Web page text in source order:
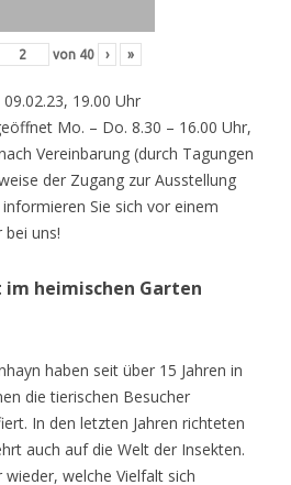
von 40 › »
19.00 Uhr
Mo. – Do. 8.30 – 16.00 Uhr,
Vereinbarung (durch Tagungen
der Zugang zur Ausstellung
Sie sich vor einem
bei uns!
heimischen Garten
haben seit über 15 Jahren in
die tierischen Besucher
In den letzten Jahren richteten
auch auf die Welt der Insekten.
welche Vielfalt sich